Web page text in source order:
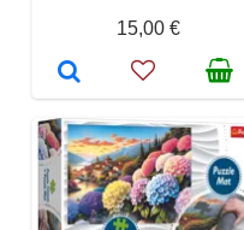
15,00 €